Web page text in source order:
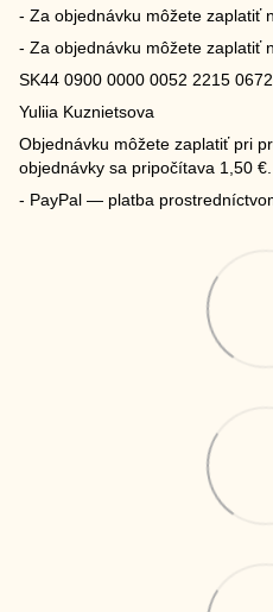
- Za objednávku môžete zaplatiť
- Za objednávku môžete zaplatiť
SK44 0900 0000 0052 2215 0672
Yuliia Kuznietsova
Objednávku môžete zaplatiť pri
objednávky sa pripočítava 1,50 €.
- PayPal — platba